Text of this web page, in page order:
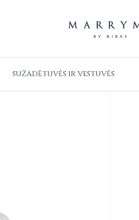
SUŽADĖTUVĖS IR VESTUVĖS